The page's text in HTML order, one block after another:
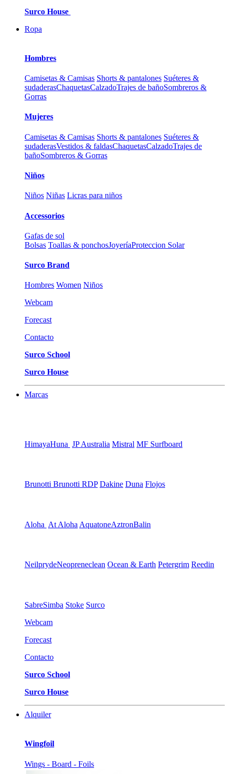
Surco House
Ropa
Hombres
Camisetas & Camisas Shorts & pantalones Suéteres &
sudaderasChaquetasCalzadoTrajes de bañoSombreros &
Gorras
Mujeres
Camisetas & Camisas Shorts & pantalones Suéteres &
sudaderasVestidos & faldasChaquetasCalzadoTrajes de
bañoSombreros & Gorras
Niños
Niños Niñas Licras para niños
Accessorios
Gafas de sol
Bolsas Toallas & ponchosJoyeríaProteccion Solar
Surco Brand
Hombres Women Niños
Webcam
Forecast
Contacto
Surco School
Surco House
Marcas
HimayaHuna JP Australia Mistral MF Surfboard
Brunotti Brunotti RDP Dakine Duna Flojos
Aloha At Aloha AquatoneAztronBalin
NeilprydeNeopreneclean Ocean & Earth Petergrim Reedin
SabreSimba Stoke Surco
Webcam
Forecast
Contacto
Surco School
Surco House
Alquiler
Wingfoil
Wings - Board - Foils